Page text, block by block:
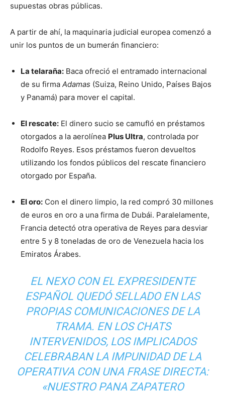
supuestas obras públicas.
A partir de ahí, la maquinaria judicial europea comenzó a
unir los puntos de un bumerán financiero:
La telaraña: Baca ofreció el entramado internacional
de su firma Adamas (Suiza, Reino Unido, Países Bajos
y Panamá) para mover el capital.
El rescate: El dinero sucio se camufló en préstamos
otorgados a la aerolínea Plus Ultra, controlada por
Rodolfo Reyes. Esos préstamos fueron devueltos
utilizando los fondos públicos del rescate financiero
otorgado por España.
El oro: Con el dinero limpio, la red compró 30 millones
de euros en oro a una firma de Dubái. Paralelamente,
Francia detectó otra operativa de Reyes para desviar
entre 5 y 8 toneladas de oro de Venezuela hacia los
Emiratos Árabes.
EL NEXO CON EL EXPRESIDENTE
ESPAÑOL QUEDÓ SELLADO EN LAS
PROPIAS COMUNICACIONES DE LA
TRAMA. EN LOS CHATS
INTERVENIDOS, LOS IMPLICADOS
CELEBRABAN LA IMPUNIDAD DE LA
OPERATIVA CON UNA FRASE DIRECTA:
«NUESTRO PANA ZAPATERO